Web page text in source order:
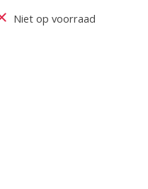
Niet op voorraad